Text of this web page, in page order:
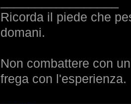
Ricorda il piede che
domani.
Non combattere con
frega con l'esperienza.